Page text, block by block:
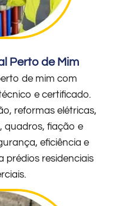
Perto de Mim
de mim com
e certificado.
reformas elétricas,
quadros, fiação e
eficiência e
prédios residenciais